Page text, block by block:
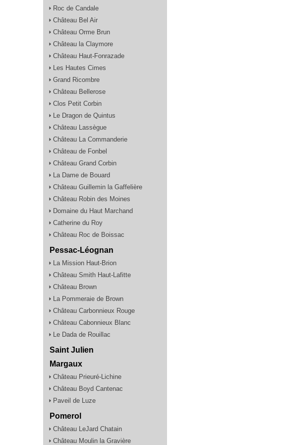
Roc de Candale
Château Bel Air
Château Orme Brun
Château la Claymore
Château Haut-Fonrazade
Les Hautes Cimes
Grand Ricombre
Château Bellerose
Clos Petit Corbin
Le Dragon de Quintus
Château Lassègue
Château La Commanderie
Château de Fonbel
Château Grand Corbin
La Dame de Bouard
Château Guillemin la Gaffelière
Château Robin des Moines
Domaine du Haut Marchand
Catherine du Roy
Château Roc de Boissac
Pessac-Léognan
La Mission Haut-Brion
Château Smith Haut-Lafitte
Château Brown
La Pommeraie de Brown
Château Carbonnieux Rouge
Château Cabonnieux Blanc
Le Dada de Rouillac
Saint Julien
Margaux
Château Prieuré-Lichine
Château Boyd Cantenac
Paveil de Luze
Pomerol
Château LeJard Chatain
Château Moulin la Gravière